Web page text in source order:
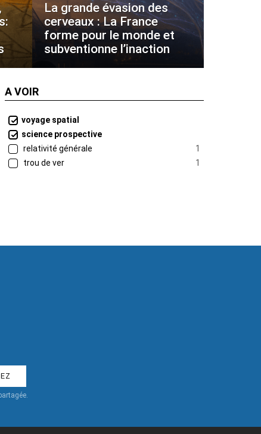
La grande évasion des
cerveaux : La France
forme pour le monde et
subventionne l’inaction
A VOIR
voyage spatial
science prospective
relativité générale
1
trou de ver
1